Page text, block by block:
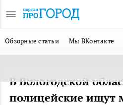
Обзорные статьи Мы ВКонтакте
В Вологодской
полицейские ищут